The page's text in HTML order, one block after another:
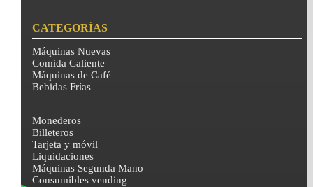
CATEGORÍAS
Máquinas Nuevas
Comida Caliente
Máquinas de Café
Bebidas Frías
Monederos
Billeteros
Tarjeta y móvil
Liquidaciones
Máquinas Segunda Mano
Consumibles vending